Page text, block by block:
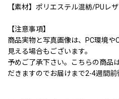
【素材】ポリエステル混紡/PUレ
【注意事項】
商品実物と写真画像は、PC環境
見える場合もございます。
予めご了承下さい。こちらの商品
だきますのでお届けまで2-4週間前